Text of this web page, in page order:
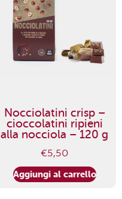
Nocciolatini crisp –
cioccolatini ripieni
alla nocciola – 120 g
€5,50
Aggiungi al carrello